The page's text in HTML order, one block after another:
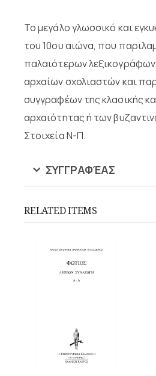
Το μεγάλο γλωσσικό και
του 10ου αιώνα, που
παλαιότερων
αρχαίων σχολιαστών και
συγγραφέων της κλασικής
αρχαιότητας ή των
Στοιχεία Ν-Π.
ΣΥΓΓΡΑΦΈΑΣ
RELATED ITEMS